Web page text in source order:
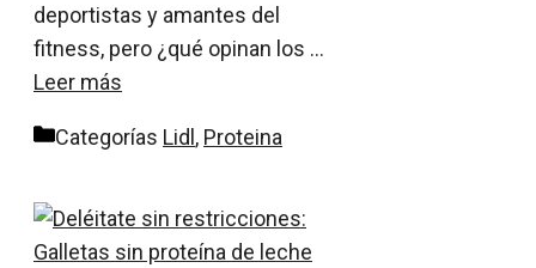
deportistas y amantes del
fitness, pero ¿qué opinan los …
Leer más
Categorías Lidl, Proteina